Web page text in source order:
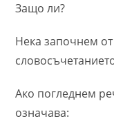
Защо ли?
Нека започнем
Ако погледнем
означава: